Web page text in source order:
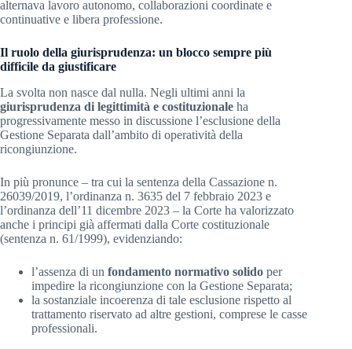
alternava lavoro autonomo, collaborazioni coordinate e
continuative e libera professione.
Il ruolo della giurisprudenza: un blocco sempre più
difficile da giustificare
La svolta non nasce dal nulla. Negli ultimi anni la
giurisprudenza di legittimità e costituzionale ha
progressivamente messo in discussione l’esclusione della
Gestione Separata dall’ambito di operatività della
ricongiunzione.
In più pronunce – tra cui la sentenza della Cassazione n.
26039/2019, l’ordinanza n. 3635 del 7 febbraio 2023 e
l’ordinanza dell’11 dicembre 2023 – la Corte ha valorizzato
anche i principi già affermati dalla Corte costituzionale
(sentenza n. 61/1999), evidenziando:
l’assenza di un fondamento normativo solido per
impedire la ricongiunzione con la Gestione Separata;
la sostanziale incoerenza di tale esclusione rispetto al
trattamento riservato ad altre gestioni, comprese le casse
professionali.